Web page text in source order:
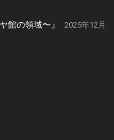
館の領域〜』
2025年12月